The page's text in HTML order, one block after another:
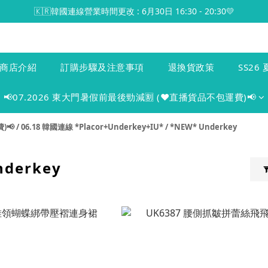
🇰🇷韓國連線營業時間更改 : 6月30日 16:30 - 20:30💛
商店介紹 訂購步驟及注意事項 退換貨政策 SS26
📢07.2026 東大門暑假前最後勁減🈹 (♥️直播貨品不包運費)📢
)📢/06.18 韓國連線 *Placor+Underkey+IU*/*NEW* Underkey